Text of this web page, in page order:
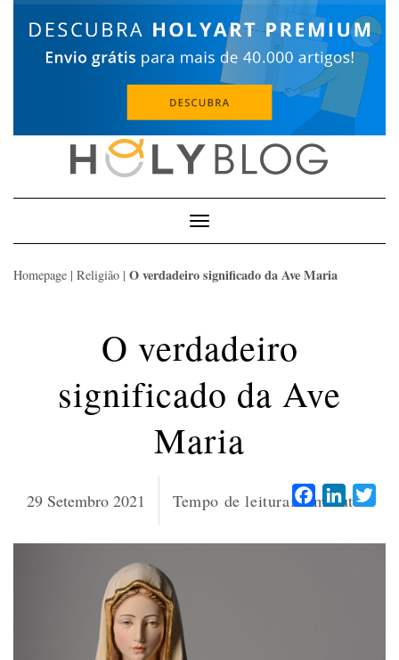
Toggle
Navigation
Homepage | Religião | O verdadeiro significado da Ave Maria
O verdadeiro
significado da Ave
Maria
29 Setembro 2021 Tempo de leitura: 8 minutos
Facebook